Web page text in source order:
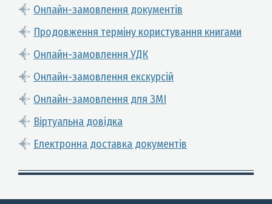
Онлайн-замовлення документів
Продовження терміну користування книгами
Онлайн-замовлення УДК
Онлайн-замовлення екскурсій
Онлайн-замовлення для ЗМІ
Віртуальна довідка
Електронна доставка документів